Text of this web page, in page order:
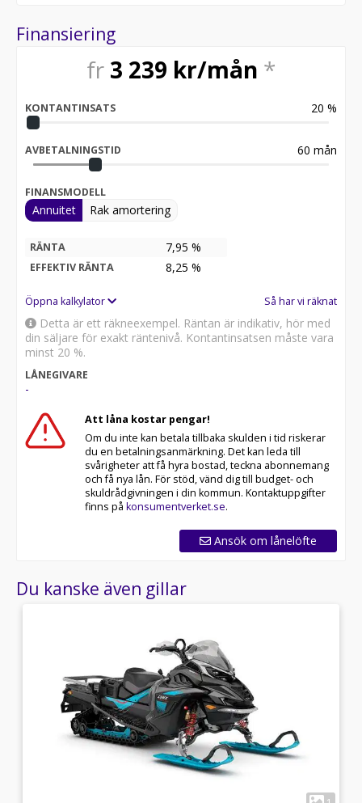
Finansiering
fr 3 239 kr/mån *
KONTANTINSATS 20 %
AVBETALNINGSTID 60 mån
FINANSMODELL
Annuitet Rak amortering
RÄNTA 7,95 %
EFFEKTIV RÄNTA 8,25 %
Öppna kalkylator Så har vi räknat
Detta är ett räkneexempel. Räntan är indikativ, hör med
din säljare för exakt räntenivå. Kontantinsatsen måste vara
minst 20 %.
LÅNEGIVARE
-
Att låna kostar pengar!
Om du inte kan betala tillbaka skulden i tid riskerar
du en betalningsanmärkning. Det kan leda till
svårigheter att få hyra bostad, teckna abonnemang
och få nya lån. För stöd, vänd dig till budget- och
skuldrådgivningen i din kommun. Kontaktuppgifter
finns på konsumentverket.se.
Ansök om lånelöfte
Du kanske även gillar